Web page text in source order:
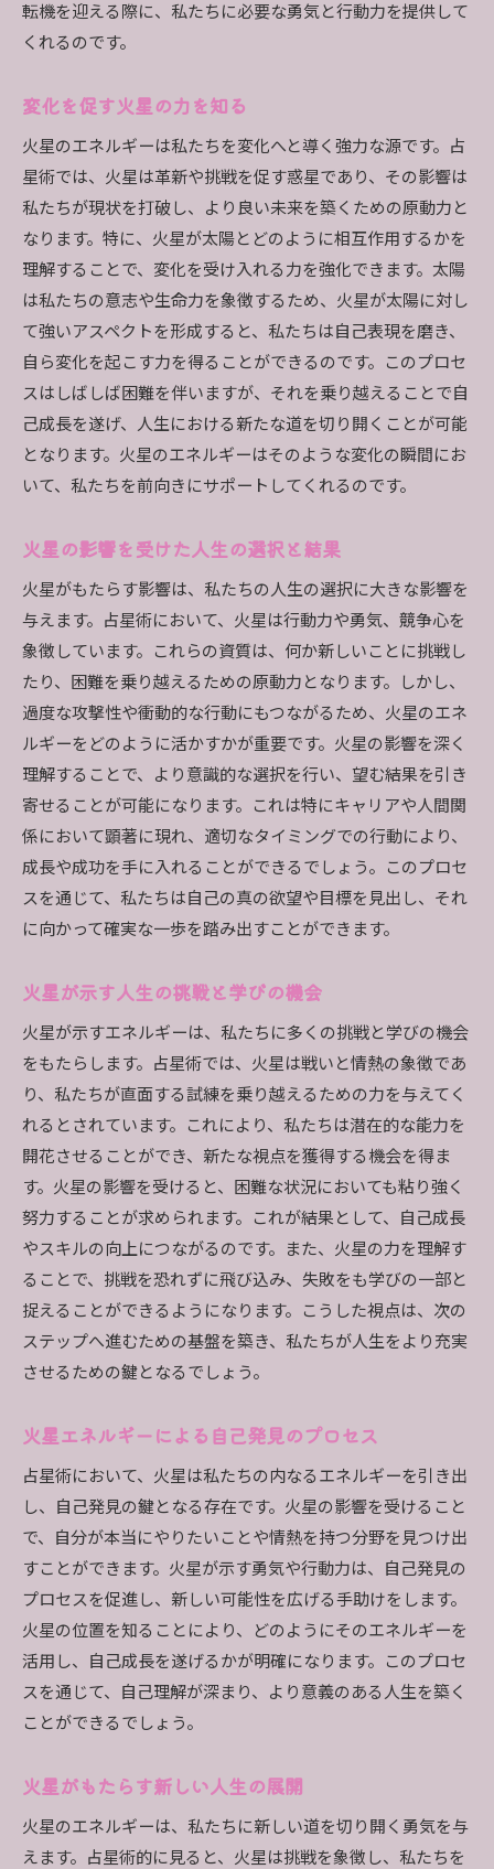
転機を迎える際に、私たちに必要な勇気と行動力を提供して
くれるのです。
変化を促す火星の力を知る
火星のエネルギーは私たちを変化へと導く強力な源です。占
星術では、火星は革新や挑戦を促す惑星であり、その影響は
私たちが現状を打破し、より良い未来を築くための原動力と
なります。特に、火星が太陽とどのように相互作用するかを
理解することで、変化を受け入れる力を強化できます。太陽
は私たちの意志や生命力を象徴するため、火星が太陽に対し
て強いアスペクトを形成すると、私たちは自己表現を磨き、
自ら変化を起こす力を得ることができるのです。このプロセ
スはしばしば困難を伴いますが、それを乗り越えることで自
己成長を遂げ、人生における新たな道を切り開くことが可能
となります。火星のエネルギーはそのような変化の瞬間にお
いて、私たちを前向きにサポートしてくれるのです。
火星の影響を受けた人生の選択と結果
火星がもたらす影響は、私たちの人生の選択に大きな影響を
与えます。占星術において、火星は行動力や勇気、競争心を
象徴しています。これらの資質は、何か新しいことに挑戦し
たり、困難を乗り越えるための原動力となります。しかし、
過度な攻撃性や衝動的な行動にもつながるため、火星のエネ
ルギーをどのように活かすかが重要です。火星の影響を深く
理解することで、より意識的な選択を行い、望む結果を引き
寄せることが可能になります。これは特にキャリアや人間関
係において顕著に現れ、適切なタイミングでの行動により、
成長や成功を手に入れることができるでしょう。このプロセ
スを通じて、私たちは自己の真の欲望や目標を見出し、それ
に向かって確実な一歩を踏み出すことができます。
火星が示す人生の挑戦と学びの機会
火星が示すエネルギーは、私たちに多くの挑戦と学びの機会
をもたらします。占星術では、火星は戦いと情熱の象徴であ
り、私たちが直面する試練を乗り越えるための力を与えてく
れるとされています。これにより、私たちは潜在的な能力を
開花させることができ、新たな視点を獲得する機会を得ま
す。火星の影響を受けると、困難な状況においても粘り強く
努力することが求められます。これが結果として、自己成長
やスキルの向上につながるのです。また、火星の力を理解す
ることで、挑戦を恐れずに飛び込み、失敗をも学びの一部と
捉えることができるようになります。こうした視点は、次の
ステップへ進むための基盤を築き、私たちが人生をより充実
させるための鍵となるでしょう。
火星エネルギーによる自己発見のプロセス
占星術において、火星は私たちの内なるエネルギーを引き出
し、自己発見の鍵となる存在です。火星の影響を受けること
で、自分が本当にやりたいことや情熱を持つ分野を見つけ出
すことができます。火星が示す勇気や行動力は、自己発見の
プロセスを促進し、新しい可能性を広げる手助けをします。
火星の位置を知ることにより、どのようにそのエネルギーを
活用し、自己成長を遂げるかが明確になります。このプロセ
スを通じて、自己理解が深まり、より意義のある人生を築く
ことができるでしょう。
火星がもたらす新しい人生の展開
火星のエネルギーは、私たちに新しい道を切り開く勇気を与
えます。占星術的に見ると、火星は挑戦を象徴し、私たちを